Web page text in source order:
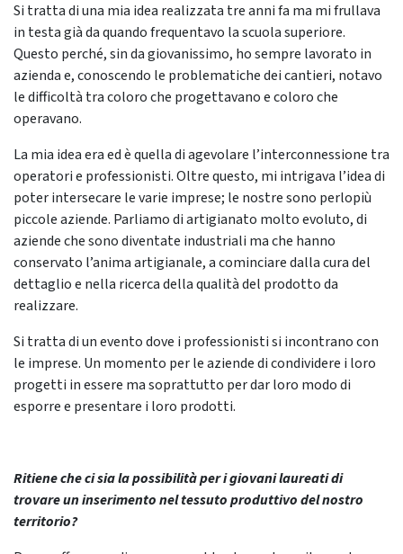
Si tratta di una mia idea realizzata tre anni fa ma mi frullava
in testa già da quando frequentavo la scuola superiore.
Questo perché, sin da giovanissimo, ho sempre lavorato in
azienda e, conoscendo le problematiche dei cantieri, notavo
le difficoltà tra coloro che progettavano e coloro che
operavano.
La mia idea era ed è quella di agevolare l’interconnessione tra
operatori e professionisti. Oltre questo, mi intrigava l’idea di
poter intersecare le varie imprese; le nostre sono perlopiù
piccole aziende. Parliamo di artigianato molto evoluto, di
aziende che sono diventate industriali ma che hanno
conservato l’anima artigianale, a cominciare dalla cura del
dettaglio e nella ricerca della qualità del prodotto da
realizzare.
Si tratta di un evento dove i professionisti si incontrano con
le imprese. Un momento per le aziende di condividere i loro
progetti in essere ma soprattutto per dar loro modo di
esporre e presentare i loro prodotti.
Ritiene che ci sia la possibilità per i giovani laureati di
trovare un inserimento nel tessuto produttivo del nostro
territorio?